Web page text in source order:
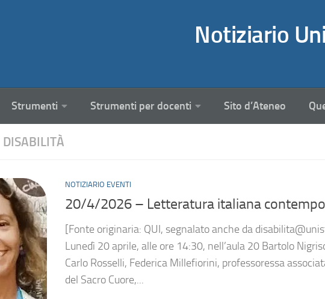
Notiziario
Strumenti Strumenti per docenti Sito d’Ateneo
DISABILITÀ
NOTIZIARIO EVENTI
20/4/2026 – Letteratura italiana
[Fonte originaria: QUI, segnalato anche da
Lunedì 20 aprile, alle ore 14:30, nell’aula 20 Bartolo
Carlo Rosselli, Federica Millefiorini, professoressa
del Sacro Cuore,...